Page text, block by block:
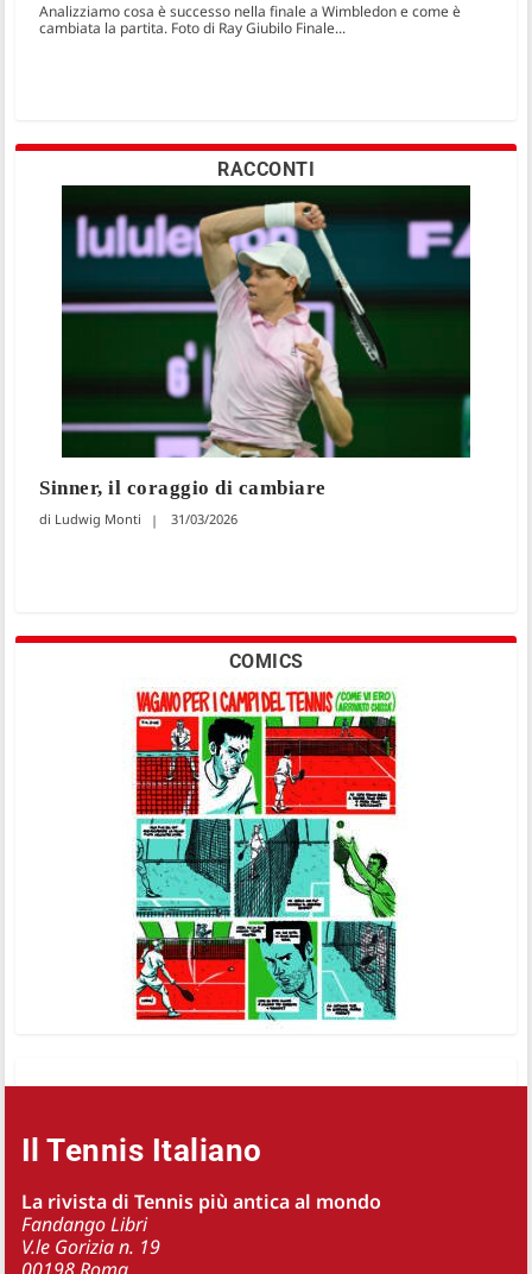
Analizziamo cosa è successo nella finale a Wimbledon e come è
cambiata la partita. Foto di Ray Giubilo Finale...
RACCONTI
Sinner, il coraggio di cambiare
Ludwig Monti 31/03/2026
COMICS
Il Tennis Italiano
La rivista di Tennis più antica al mondo
Fandango Libri
V.le Gorizia n. 19